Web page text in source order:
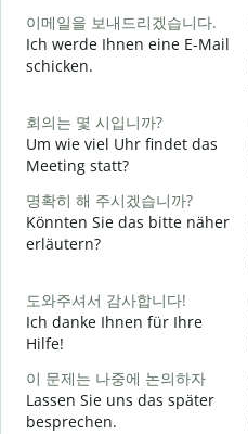
이메일을 보내드리겠습니다.
Ich werde Ihnen eine E-Mail
schicken.
회의는 몇 시입니까?
Um wie viel Uhr findet das
Meeting statt?
명확히 해 주시겠습니까?
Könnten Sie das bitte näher
erläutern?
도와주셔서 감사합니다!
Ich danke Ihnen für Ihre
Hilfe!
이 문제는 나중에 논의하자
Lassen Sie uns das später
besprechen.